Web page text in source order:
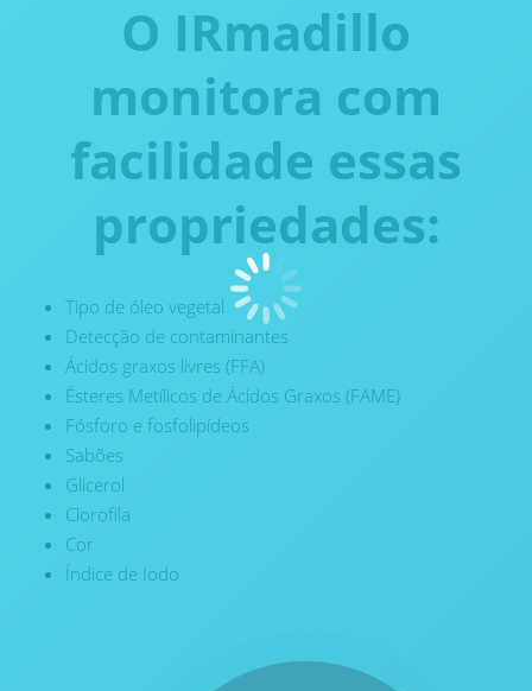
O IRmadillo
monitora com
facilidade essas
propriedades:
Tipo de óleo vegetal
Detecção de contaminantes
Ácidos graxos livres (FFA)
Ésteres Metílicos de Ácidos Graxos (FAME)
Fósforo e fosfolipídeos
Sabões
Glicerol
Clorofila
Cor
Índice de Iodo